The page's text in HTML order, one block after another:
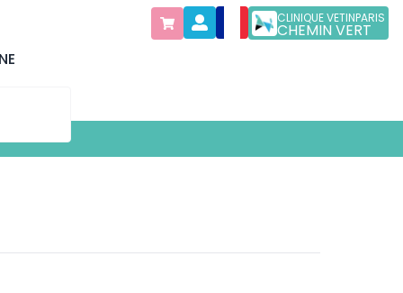
CLINIQUE VETINPARIS
CHEMIN VERT